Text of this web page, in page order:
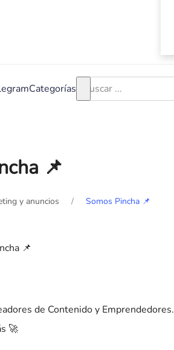
Categorías
📌
y anuncios Somos Pincha 📌
de Contenido y Emprendedores.
🚀